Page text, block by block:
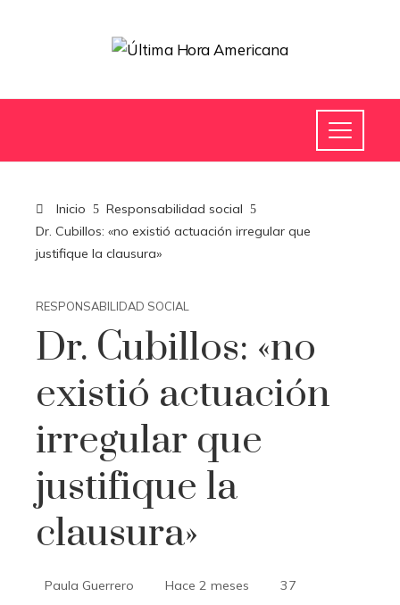
Inicio
Responsabilidad social
Dr. Cubillos: «no existió actuación irregular que
justifique la clausura»
RESPONSABILIDAD SOCIAL
Dr. Cubillos: «no
existió actuación
irregular que
justifique la
clausura»
Paula Guerrero Hace 2 meses 37